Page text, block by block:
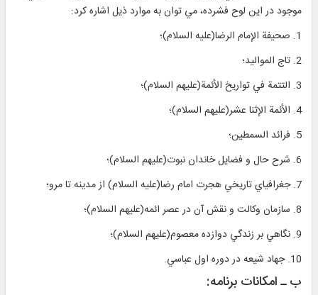
موجود در اين لوح فشرده، مي‌ توان به موارد ذيل اشاره كرد:
1. صحيفة الإمام الرضا(عليه السلام)؛
2. تاج المواليد؛
3. التتمة في تواريخ الأئمة(عليهم السلام)؛
4. الأئمة الإثنا عشر(عليهم السلام)؛
5. فرائد السمطين؛
6. شرح حال و فضايل خاندان نبوت(عليهم السلام)؛
7. جغرافياي تاريخي هجرت امام رضا(عليه السلام) از مدينه تا مرو؛
8. سازمان وكالت و نقش آن در عصر ائمه(عليهم السلام)؛
9. نگاهي بر زندگي دوازده معصوم(عليهم السلام)؛
10. جهاد شيعه در دوره اول عباسي.
ب ـ امكانات برنامه: